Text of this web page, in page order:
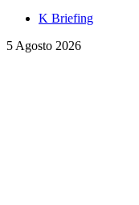
K Briefing
5 Agosto 2026